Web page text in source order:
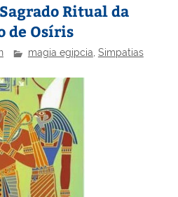
Ritual da
de Osíris
magia egipcia, Simpatias